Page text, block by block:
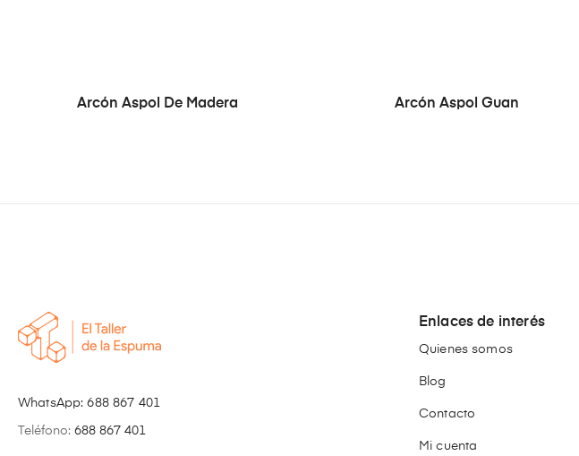
Arcón Aspol De Madera Arcón Aspol Guan
WhatsApp:688 867 401
Teléfono: 688 867 401
Enlaces de interés
Quienes somos
Blog
Contacto
Mi cuenta